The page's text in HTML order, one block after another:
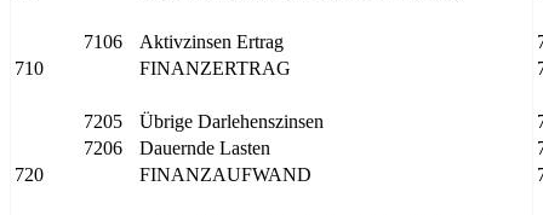
7106 Aktivzinsen Ertrag
710
FINANZERTRAG
7205 Übrige Darlehenszinsen
7206
Dauernde Lasten
720
FINANZAUFWAND